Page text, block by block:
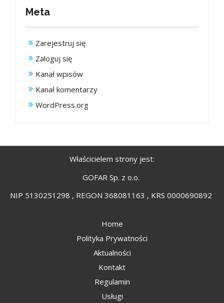
Meta
Zarejestruj się
Zaloguj się
Kanał wpisów
Kanał komentarzy
WordPress.org
Właścicielem strony jest:
GOFAR Sp. z o.o.
NIP 5130251298 , REGON 368081163 , KRS 0000690892
Home
Polityka Prywatności
Aktualności
Kontakt
Regulamin
Usługi